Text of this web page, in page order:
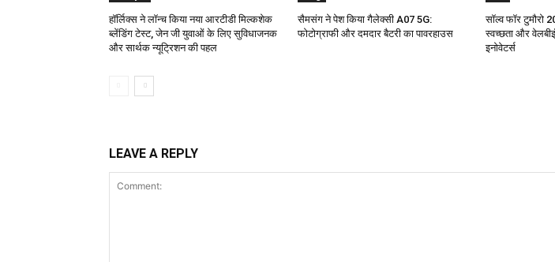
हॉर्लिक्स ने लॉन्च किया नया आरटीडी मिल्कशेक
ब्लेंडिंग टेस्ट, जेन जी युवाओं के लिए सुविधाजनक
और सार्थक न्यूट्रिशन की पहल
सैमसंग ने पेश किया गैलेक्सी A07 5G:
फोटोग्राफी और दमदार बैटरी का पावरहाउस
सॉल्व फॉर टुमौरो
स्वच्छता और
इनोवेटर्स
LEAVE A REPLY